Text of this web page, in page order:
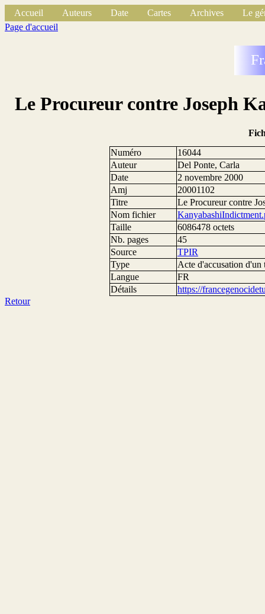
Accueil Auteurs Date Cartes Archives
Le
Page d'accueil
Le Procureur contre Joseph
Numéro
16044
Auteur
Del Ponte, Carla
Date
2 novembre 2000
Amj
20001102
Titre
Le Procureur contre
Nom fichier
Taille
6086478 octets
Nb. pages
45
Source
TPIR
Type
Acte d'accusation d'un
Langue
FR
Détails
https://
Retour